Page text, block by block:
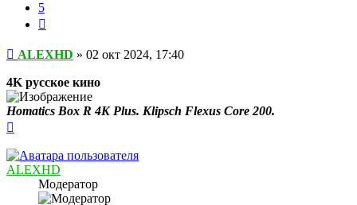
5
Сообщение
ALEXHD » 02 окт 2024, 17:40
4K русское кино
Homatics Box R 4K Plus. Klipsch Flexus Core 200.
началу
ALEXHD
Модератор